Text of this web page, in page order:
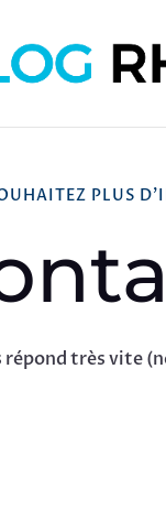
PLUS
répond très vite